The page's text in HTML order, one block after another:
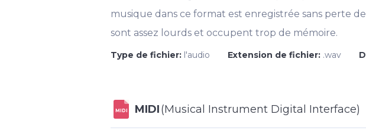
musique dans ce format est enregistrée sans perte
sont assez lourds et occupent trop de mémoire.
Type de fichier: l'audio Extension de fichier: .wav
MIDI MIDI(Musical Instrument Digital Interface)